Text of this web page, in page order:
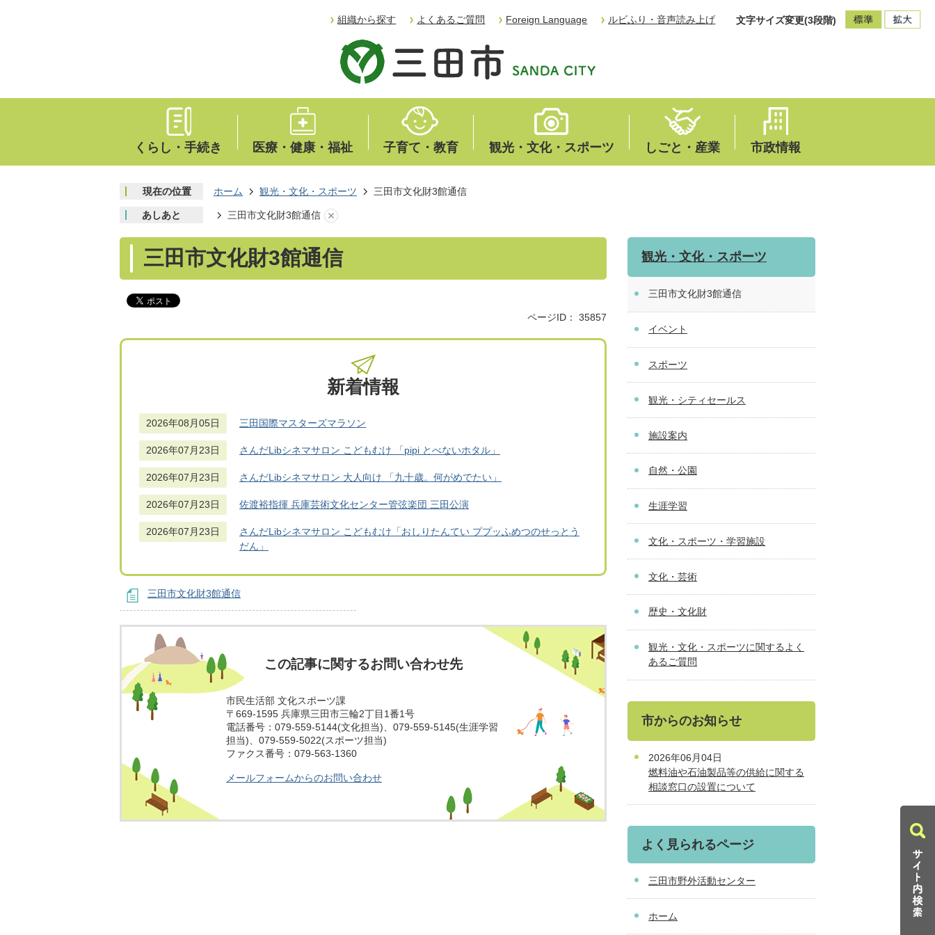
組織から探す よくあるご質問 Foreign Language ルビふり・音声読み上げ 文字サイズ変更(3段階)
くらし・手続き 医療・健康・福祉 子育て・教育 観光・文化・スポーツ しごと・産業 市政情報
現在の位置 ホーム 観光・文化・スポーツ 三田市文化財3館通信
あしあと 三田市文化財3館通信
三田市文化財3館通信
ページID： 35857
新着情報
2026年08月05日 三田国際マスターズマラソン
2026年07月23日 さんだLibシネマサロン こどもむけ 「pipi とべないホタル」
2026年07月23日 さんだLibシネマサロン 大人向け 「九十歳。何がめでたい」
2026年07月23日 佐渡裕指揮 兵庫芸術文化センター管弦楽団 三田公演
2026年07月23日
さんだLibシネマサロン こどもむけ「おしりたんてい ププッふめつのせっとう
だん」
三田市文化財3館通信
この記事に関するお問い合わせ先
市民生活部 文化スポーツ課
〒669-1595 兵庫県三田市三輪2丁目1番1号
電話番号：079-559-5144(文化担当)、079-559-5145(生涯学習
担当)、079-559-5022(スポーツ担当)
ファクス番号：079-563-1360
メールフォームからのお問い合わせ
観光・文化・スポーツ
三田市文化財3館通信
イベント
スポーツ
観光・シティセールス
施設案内
自然・公園
生涯学習
文化・スポーツ・学習施設
文化・芸術
歴史・文化財
観光・文化・スポーツに関するよく
あるご質問
市からのお知らせ
2026年06月04日
燃料油や石油製品等の供給に関する
相談窓口の設置について
よく見られるページ
三田市野外活動センター
ホーム